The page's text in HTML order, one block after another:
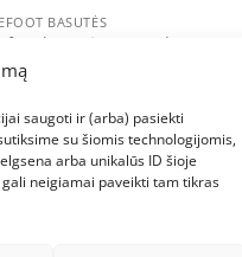
saugoti ir (arba) pasiekti
su šiomis technologijomis,
arba unikalūs ID šioje
neigiamai paveikti tam tikras
BASUTĖS
basutės 26-31 d. G076-
D.D.Step (Vengrija). Batai